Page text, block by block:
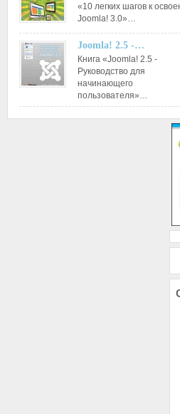
«10 легких шагов к
Joomla! 3.0»…
Joomla! 2.5 -…
Книга «Joomla! 2.5 -
Руководство для
начинающего
пользователя»…